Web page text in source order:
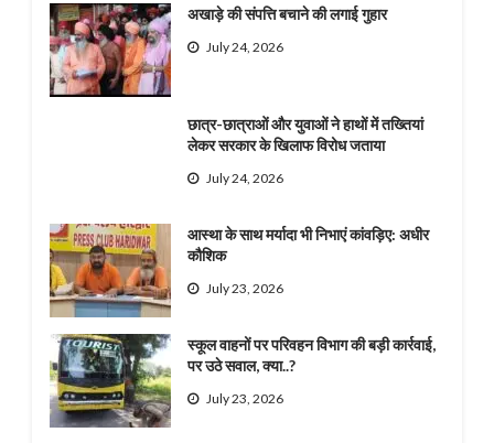
अखाड़े की संपत्ति बचाने की लगाई गुहार
July 24, 2026
छात्र-छात्राओं और युवाओं ने हाथों में तख्तियां
लेकर सरकार के खिलाफ विरोध जताया
July 24, 2026
आस्था के साथ मर्यादा भी निभाएं कांवड़िए: अधीर
कौशिक
July 23, 2026
स्कूल वाहनों पर परिवहन विभाग की बड़ी कार्रवाई,
पर उठे सवाल, क्या..?
July 23, 2026